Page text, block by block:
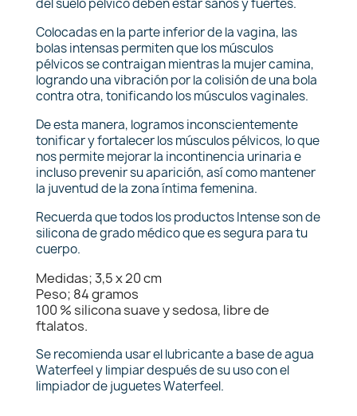
del suelo pélvico deben estar sanos y fuertes.
Colocadas en la parte inferior de la vagina, las
bolas intensas permiten que los músculos
pélvicos se contraigan mientras la mujer camina,
logrando una vibración por la colisión de una bola
contra otra, tonificando los músculos vaginales.
De esta manera, logramos inconscientemente
tonificar y fortalecer los músculos pélvicos, lo que
nos permite mejorar la incontinencia urinaria e
incluso prevenir su aparición, así como mantener
la juventud de la zona íntima femenina.
Recuerda que todos los productos Intense son de
silicona de grado médico que es segura para tu
cuerpo.
Medidas; 3,5 x 20 cm
Peso; 84 gramos
100 % silicona suave y sedosa, libre de
ftalatos.
Se recomienda usar el lubricante a base de agua
Waterfeel y limpiar después de su uso con el
limpiador de juguetes Waterfeel.